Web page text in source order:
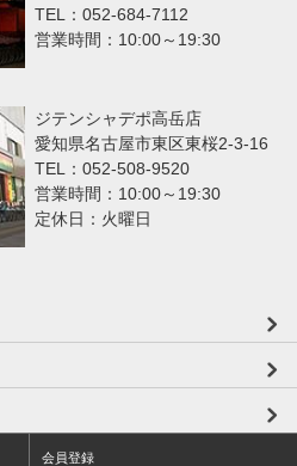
TEL：052-684-7112
営業時間：10:00～19:30
ジテンシャデポ高岳店
愛知県名古屋市東区東桜2-3-16
TEL：052-508-9520
営業時間：10:00～19:30
定休日：火曜日
会員登録